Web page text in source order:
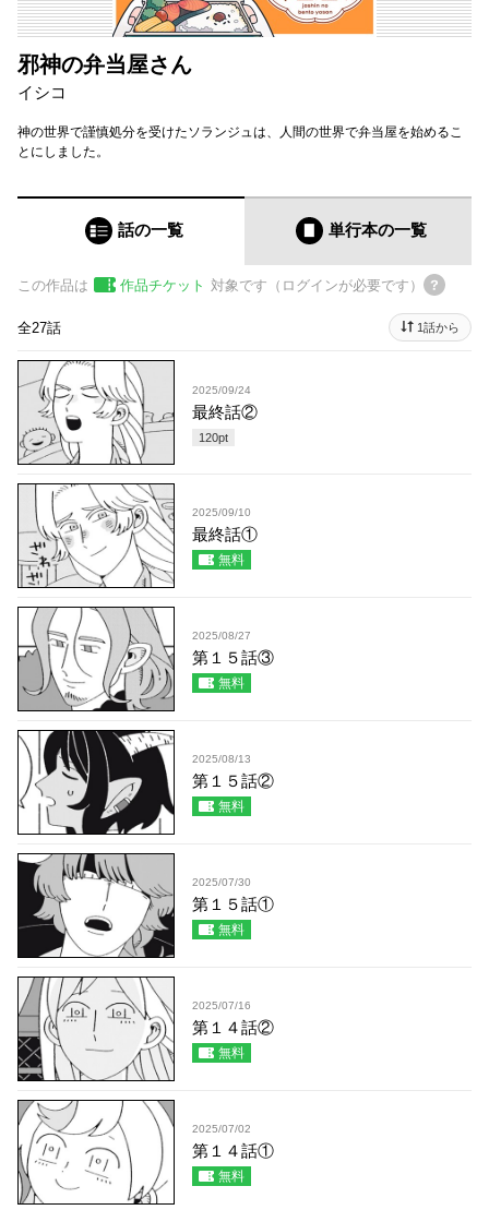
邪神の弁当屋さん
イシコ
神の世界で謹慎処分を受けたソランジュは、人間の世界で弁当屋を始めるこ
とにしました。
話の一覧 単行本の一覧
この作品は 作品チケット 対象です（ログインが必要です）
全27話 1話から
2025/09/24
最終話②
120pt
2025/09/10
最終話①
無料
2025/08/27
第１５話③
無料
2025/08/13
第１５話②
無料
2025/07/30
第１５話①
無料
2025/07/16
第１４話②
無料
2025/07/02
第１４話①
無料